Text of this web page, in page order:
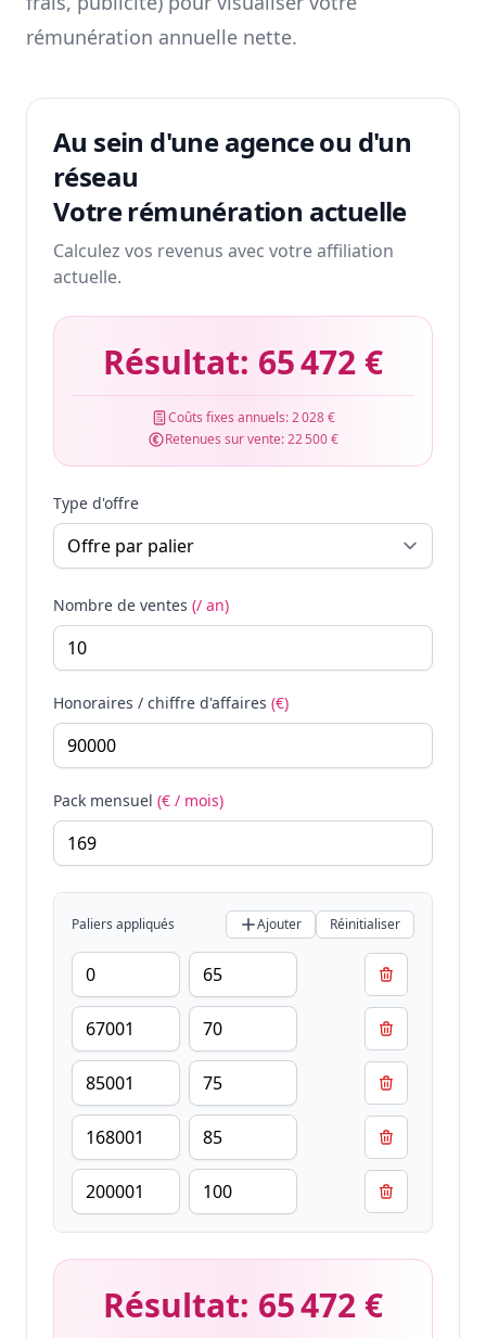
rémunération annuelle nette.
Au sein d'une agence ou d'un
réseau
Votre rémunération actuelle
Calculez vos revenus avec votre affiliation
actuelle.
Résultat: 65 472 €
Coûts fixes annuels:2 028 €
Retenues sur vente:22 500 €
Type d'offre
Nombre de ventes (/ an)
Honoraires / chiffre d'affaires (€)
Pack mensuel (€ / mois)
Paliers appliqués Ajouter Réinitialiser
Résultat: 65 472 €